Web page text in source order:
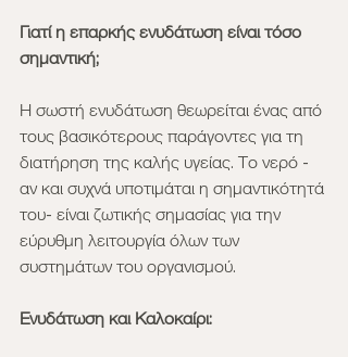
Γιατί η επαρκής ενυδάτωση είναι τόσο
σημαντική;
Η σωστή ενυδάτωση θεωρείται ένας από
τους βασικότερους παράγοντες για τη
διατήρηση της καλής υγείας. Το νερό -
αν και συχνά υποτιμάται η σημαντικότητά
του- είναι ζωτικής σημασίας για την
εύρυθμη λειτουργία όλων των
συστημάτων του οργανισμού.
Ενυδάτωση και Καλοκαίρι: